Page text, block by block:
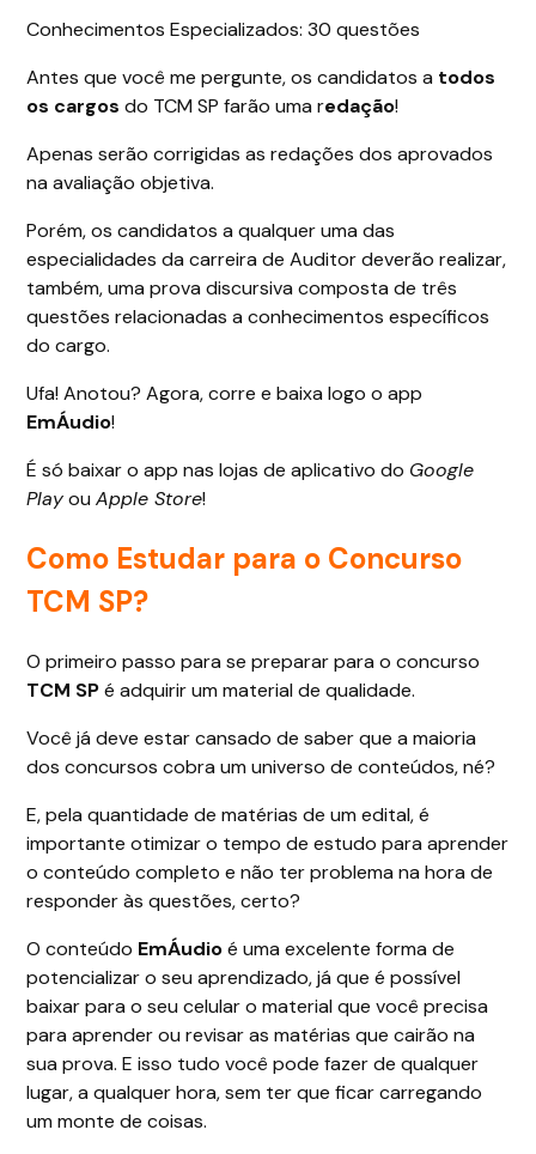
Conhecimentos Especializados: 30 questões
Antes que você me pergunte, os candidatos a todos
os cargos do TCM SP farão uma redação!
Apenas serão corrigidas as redações dos aprovados
na avaliação objetiva.
Porém, os candidatos a qualquer uma das
especialidades da carreira de Auditor deverão realizar,
também, uma prova discursiva composta de três
questões relacionadas a conhecimentos específicos
do cargo.
Ufa! Anotou? Agora, corre e baixa logo o app
EmÁudio!
É só baixar o app nas lojas de aplicativo do Google
PlayouApple Store!
Como Estudar para o Concurso
TCM SP?
O primeiro passo para se preparar para o concurso
TCM SPé adquirir um material de qualidade.
Você já deve estar cansado de saber que a maioria
dos concursos cobra um universo de conteúdos, né?
E, pela quantidade de matérias de um edital, é
importante otimizar o tempo de estudo para aprender
o conteúdo completo e não ter problema na hora de
responder às questões, certo?
O conteúdo EmÁudioé uma excelente forma de
potencializar o seu aprendizado, já que é possível
baixar para o seu celular o material que você precisa
para aprender ou revisar as matérias que cairão na
sua prova. E isso tudo você pode fazer de qualquer
lugar, a qualquer hora, sem ter que ficar carregando
um monte de coisas.